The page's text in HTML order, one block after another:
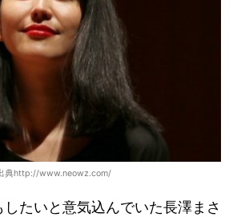
典http://www.neowz.com/
たいと意気込んでいた長澤まさ